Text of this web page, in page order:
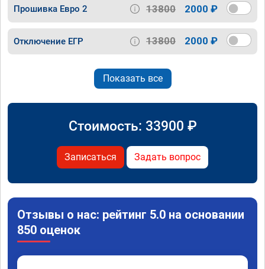
Прошивка Евро 2 13800 2000 ₽
Отключение ЕГР 13800 2000 ₽
Показать все
Стоимость: 33900 ₽
Записаться Задать вопрос
Отзывы о нас: рейтинг 5.0 на основании
850 оценок